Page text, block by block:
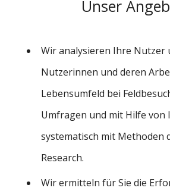
Unser
Wir analysieren Ihre Nutzer
Nutzerinnen und deren
Lebensumfeld bei
Umfragen und mit Hilfe von
systematisch mit Methoden
Research.
Wir ermitteln für Sie die